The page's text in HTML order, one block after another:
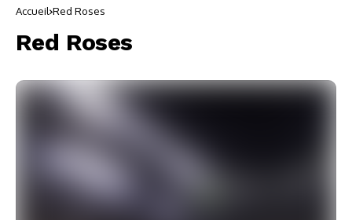
Accueil Red Roses
Red Roses